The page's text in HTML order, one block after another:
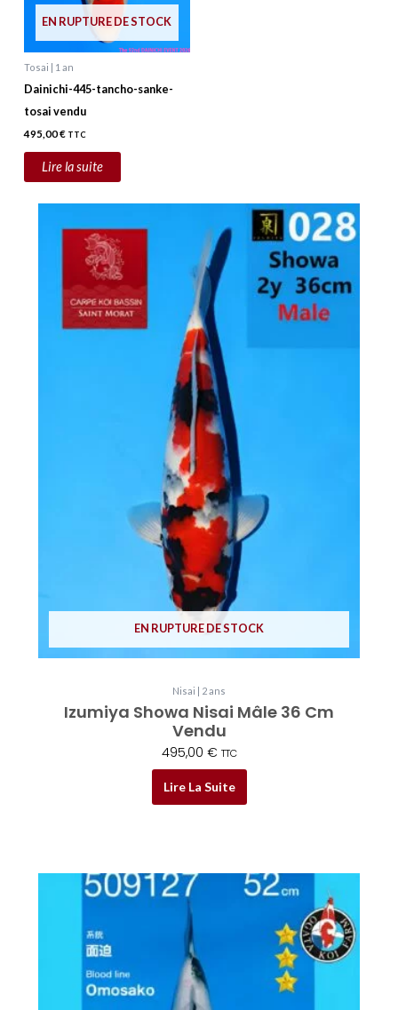
EN RUPTURE DE STOCK
Tosai | 1 an
Dainichi-445-tancho-sanke-
tosai vendu
495,00€ TTC
Lire la suite
EN RUPTURE DE STOCK
Nisai | 2 ans
Izumiya Showa Nisai Mâle 36 Cm
Vendu
495,00 € TTC
Lire La Suite